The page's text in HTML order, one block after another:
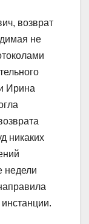
возврат
не
Ирина
никаких
недели